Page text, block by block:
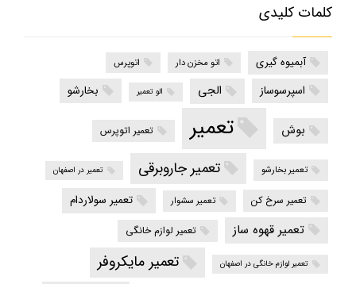
کلمات کلیدی
آبمیوه گیری اتو مخزن دار اتوپرس
اسپرسوساز الجی الو تعمیر بخارشو
بوش تعمیر تعمیر اتوپرس
تعمیر بخارشو تعمیر جاروبرقی تعمیر در اصفهان
تعمیر سرخ کن تعمیر سشوار تعمیر سولاردام
تعمیر قهوه ساز تعمیر لوازم خانگی
تعمیر لوازم خانگی در اصفهان تعمیر مایکروفر